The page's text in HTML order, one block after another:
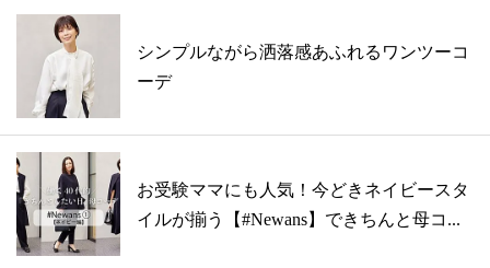
シンプルながら洒落感あふれるワンツーコ
ーデ
お受験ママにも人気！今どきネイビースタ
イルが揃う【#Newans】できちんと母コ...